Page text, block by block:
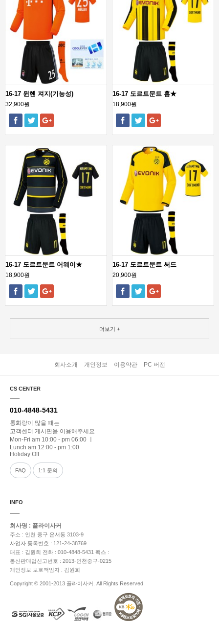
16-17 뮌헨 져지(기능성)
32,900원
16-17 도르트문트 홈★
18,900원
16-17 도르트문트 어웨이★
18,900원
16-17 도르트문트 써드
20,900원
더보기 +
회사소개 개인정보 이용약관 PC 버전
CS CENTER
010-4848-5431
통화량이 많을 때는
고객센터 게시판을 이용해주세요
Mon-Fri am 10:00 - pm 06:00 ㅣ
Lunch am 12:00 - pm 1:00
Holiday Off
FAQ 1:1 문의
INFO
회사명 : 플라이사커
주소 : 인천 중구 운서동 3103-9
사업자 등록번호 : 121-24-38769
대표 : 김원희 전화 : 010-4848-5431 팩스 :
통신판매업신고번호 : 2013-인천중구-0215
개인정보 보호책임자 : 김원희
Copyright © 2001-2013 플라이사커. All Rights Reserved.